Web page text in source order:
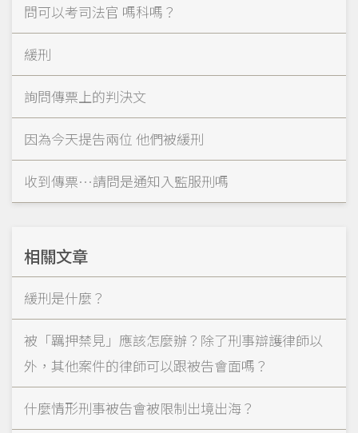
問可以考司法官 嗎科嗎？
緩刑
詢問傳票上的判決文
因為今天提告兩位 他們被緩刑
收到傳票…請問是通知入監服刑嗎
相關文章
緩刑是什麼？
被「羈押禁見」應該怎麼辦？除了刑事辯護律師以
外，其他案件的律師可以跟被告會面嗎？
什麼情形刑事被告會被限制出境出海？